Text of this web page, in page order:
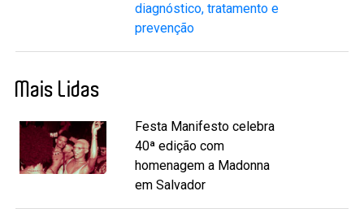
diagnóstico, tratamento e
prevenção
Mais Lidas
Festa Manifesto celebra
40ª edição com
homenagem a Madonna
em Salvador